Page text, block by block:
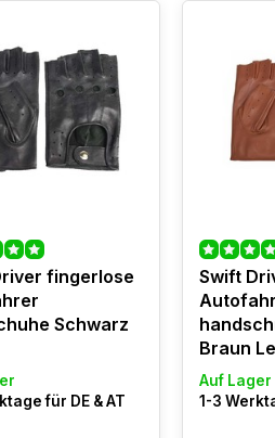
fingerlose
Schwarz
für DE & AT
Swift
Braun
Auf Lager
1-3